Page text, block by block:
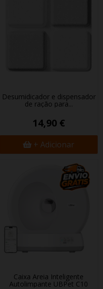
Desumidificador e dispensador
de ração para...
14,90 €
+ Adicionar
Caixa Areia Inteligente
Autolimpante UBPet C10